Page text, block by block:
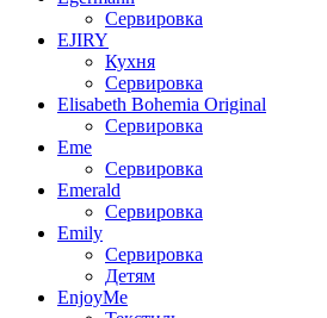
Сервировка
EJIRY
Кухня
Сервировка
Elisabeth Bohemia Original
Сервировка
Eme
Сервировка
Emerald
Сервировка
Emily
Сервировка
Детям
EnjoyMe